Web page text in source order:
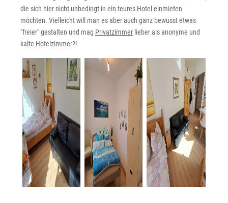
die sich hier nicht unbedingt in ein teures Hotel einmieten
möchten. Vielleicht will man es aber auch ganz bewusst etwas
"freier" gestalten und mag Privatzimmer lieber als anonyme und
kalte Hotelzimmer?!